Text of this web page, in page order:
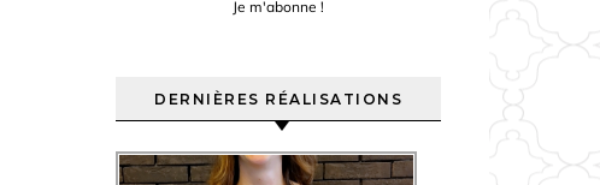
DERNIÈRES RÉALISATIONS